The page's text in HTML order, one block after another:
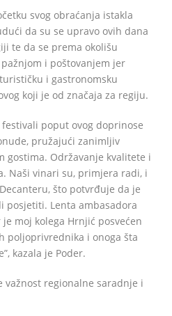
svog obraćanja istakla
da su se upravo ovih dana
te da se prema okolišu
i poštovanjem jer
i gastronomsku
koji je od značaja za regiju.
poput ovog doprinose
pružajući zanimljiv
gostima. Održavanje kvalitete i
Naši vinari su, primjera radi, i
što potvrđuje da je
posjetiti. Lenta ambasadora
moj kolega Hrnjić posvećen
poljoprivrednika i onoga šta
kazala je Poder.
regionalne saradnje i